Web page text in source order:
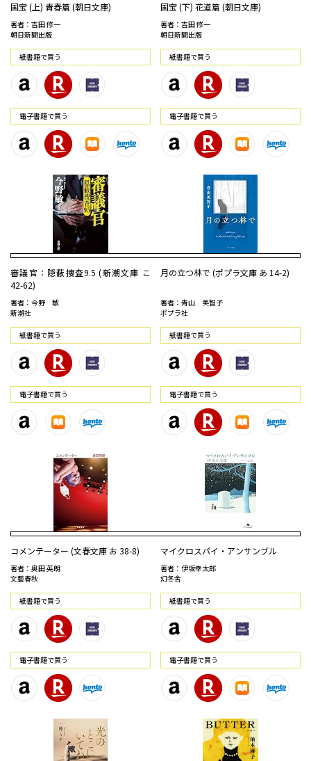
国宝 (上) 青春篇 (朝日文庫)
著者：吉田 修一
朝日新聞出版
紙書籍で買う
電⼦書籍で買う
国宝 (下) 花道篇 (朝日文庫)
著者：吉田 修一
朝日新聞出版
紙書籍で買う
電⼦書籍で買う
審議官：隠蔽捜査9.5 (新潮文庫 こ
42-62)
著者：今野 敏
新潮社
紙書籍で買う
電⼦書籍で買う
月の立つ林で (ポプラ文庫 あ 14-2)
著者：青山 美智子
ポプラ社
紙書籍で買う
電⼦書籍で買う
コメンテーター (文春文庫 お 38-8)
著者：奥田 英朗
文藝春秋
紙書籍で買う
電⼦書籍で買う
マイクロスパイ・アンサンブル
著者：伊坂幸太郎
幻冬舎
紙書籍で買う
電⼦書籍で買う